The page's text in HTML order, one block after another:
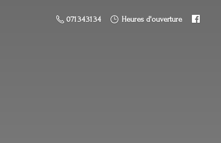
071 34 31 34 Heures d'ouverture